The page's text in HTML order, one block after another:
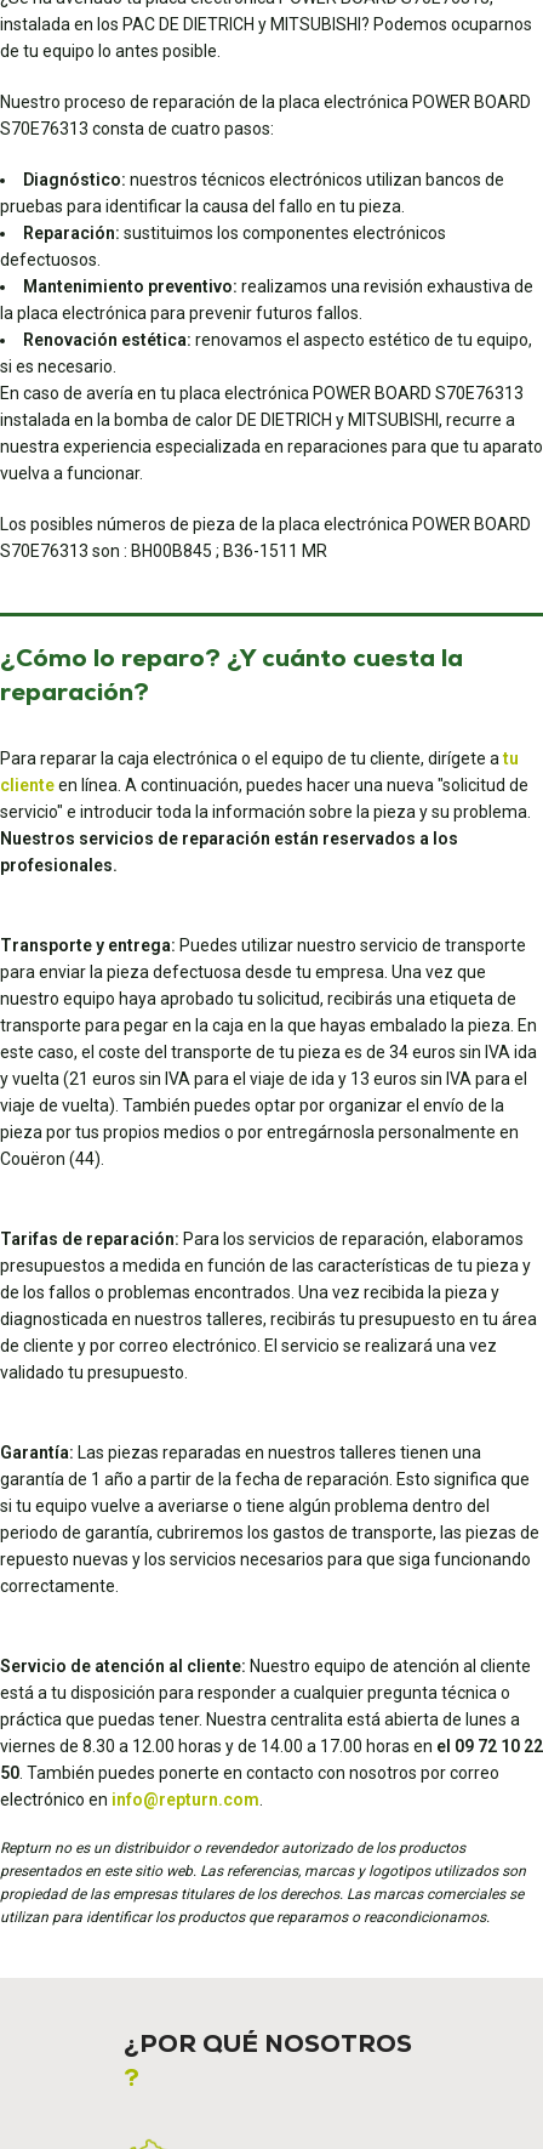
instalada en los PAC DE DIETRICH y MITSUBISHI? Podemos ocuparnos
de tu equipo lo antes posible.
Nuestro proceso de reparación de la placa electrónica POWER BOARD
S70E76313 consta de cuatro pasos:
Diagnóstico: nuestros técnicos electrónicos utilizan bancos de
pruebas para identificar la causa del fallo en tu pieza.
Reparación: sustituimos los componentes electrónicos
defectuosos.
Mantenimiento preventivo: realizamos una revisión exhaustiva de
la placa electrónica para prevenir futuros fallos.
Renovación estética: renovamos el aspecto estético de tu equipo,
si es necesario.
En caso de avería en tu placa electrónica POWER BOARD S70E76313
instalada en la bomba de calor DE DIETRICH y MITSUBISHI, recurre a
nuestra experiencia especializada en reparaciones para que tu aparato
vuelva a funcionar.
Los posibles números de pieza de la placa electrónica POWER BOARD
S70E76313 son : BH00B845 ; B36-1511 MR
¿Cómo lo reparo? ¿Y cuánto cuesta la
reparación?
Para reparar la caja electrónica o el equipo de tu cliente, dirígete atu
clienteen línea. A continuación, puedes hacer una nueva "solicitud de
servicio" e introducir toda la información sobre la pieza y su problema.
Nuestros servicios de reparación están reservados a los
profesionales.
Transporte y entrega: Puedes utilizar nuestro servicio de transporte
para enviar la pieza defectuosa desde tu empresa. Una vez que
nuestro equipo haya aprobado tu solicitud, recibirás una etiqueta de
transporte para pegar en la caja en la que hayas embalado la pieza. En
este caso, el coste del transporte de tu pieza es de 34 euros sin IVA ida
y vuelta (21 euros sin IVA para el viaje de ida y 13 euros sin IVA para el
viaje de vuelta). También puedes optar por organizar el envío de la
pieza por tus propios medios o por entregárnosla personalmente en
Couëron (44).
Tarifas de reparación: Para los servicios de reparación, elaboramos
presupuestos a medida en función de las características de tu pieza y
de los fallos o problemas encontrados. Una vez recibida la pieza y
diagnosticada en nuestros talleres, recibirás tu presupuesto en tu área
de cliente y por correo electrónico. El servicio se realizará una vez
validado tu presupuesto.
Garantía: Las piezas reparadas en nuestros talleres tienen una
garantía de 1 año a partir de la fecha de reparación. Esto significa que
si tu equipo vuelve a averiarse o tiene algún problema dentro del
periodo de garantía, cubriremos los gastos de transporte, las piezas de
repuesto nuevas y los servicios necesarios para que siga funcionando
correctamente.
Servicio de atención al cliente: Nuestro equipo de atención al cliente
está a tu disposición para responder a cualquier pregunta técnica o
práctica que puedas tener. Nuestra centralita está abierta de lunes a
viernes de 8.30 a 12.00 horas y de 14.00 a 17.00 horas en el 09 72 10 22
50 . También puedes ponerte en contacto con nosotros por correo
electrónico en info@repturn.com
Repturn no es un distribuidor o revendedor autorizado de los productos
presentados en este sitio web. Las referencias, marcas y logotipos utilizados son
propiedad de las empresas titulares de los derechos. Las marcas comerciales se
utilizan para identificar los productos que reparamos o reacondicionamos.
¿POR QUÉ NOSOTROS
?